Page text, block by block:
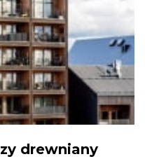
drewniany